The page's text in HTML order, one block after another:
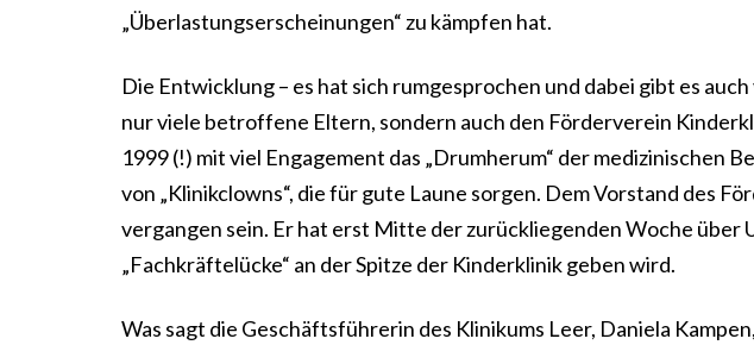
„Überlastungserscheinungen“ zu kämpfen hat.
Die Entwicklung – es hat sich rumgesprochen und dabei gibt es
nur viele betroffene Eltern, sondern auch den Förderverein
1999 (!) mit viel Engagement das „Drumherum“ der medizinischen
von „Klinikclowns“, die für gute Laune sorgen. Dem Vorstand des
vergangen sein. Er hat erst Mitte der zurückliegenden Woche über
„Fachkräftelücke“ an der Spitze der Kinderklinik geben wird.
Was sagt die Geschäftsführerin des Klinikums Leer, Daniela